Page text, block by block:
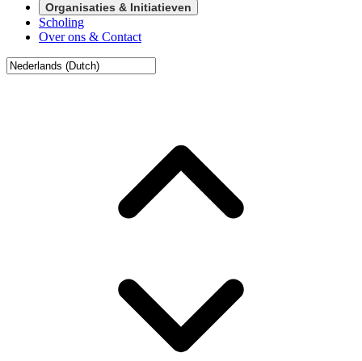
Organisaties & Initiatieven
Scholing
Over ons & Contact